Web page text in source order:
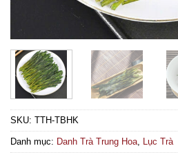
SKU: TTH-TBHK
Danh mục: Danh Trà Trung Hoa, Lục Trà